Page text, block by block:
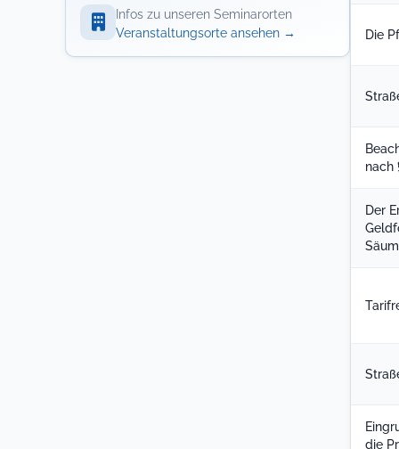
Kulturamt Liegenschaften Ordnungsamt
Personalamt Personalrat
Infos zu unseren Seminarorten
Veranstaltungsorte ansehen → Die
nach
Der
die